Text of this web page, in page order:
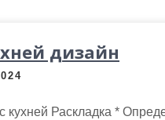
дизайн
кухней Раскладка *